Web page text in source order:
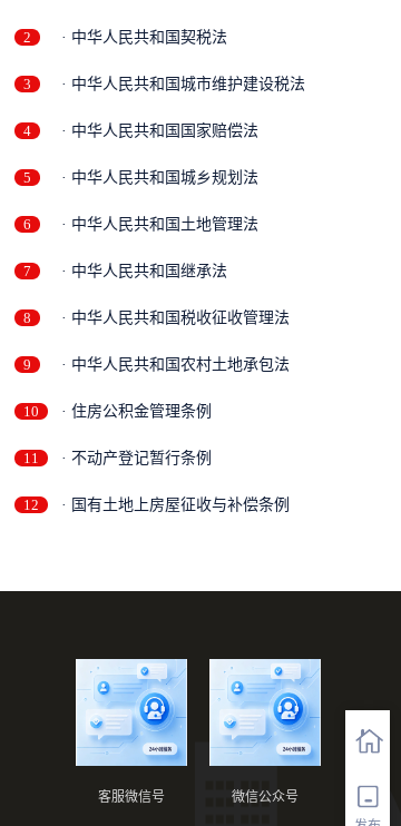
2 · 中华人民共和国契税法
3 · 中华人民共和国城市维护建设税法
4 · 中华人民共和国国家赔偿法
5 · 中华人民共和国城乡规划法
6 · 中华人民共和国土地管理法
7 · 中华人民共和国继承法
8 · 中华人民共和国税收征收管理法
9 · 中华人民共和国农村土地承包法
10 · 住房公积金管理条例
11 · 不动产登记暂行条例
12 · 国有土地上房屋征收与补偿条例
微信公众号
客服微信号